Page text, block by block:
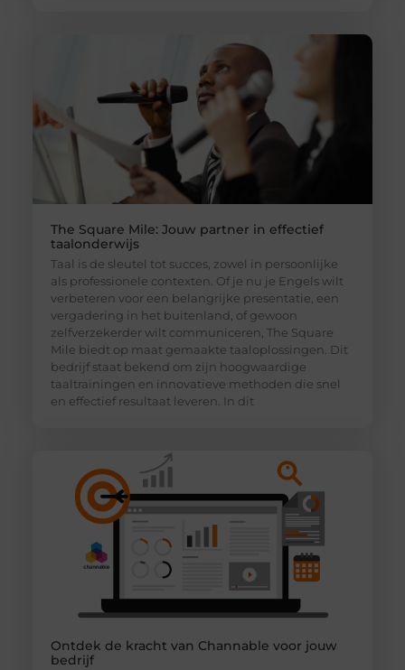
The Square Mile: Jouw partner in effectief
taalonderwijs
Taal is de sleutel tot succes, zowel in persoonlijke
als professionele contexten. Of je nu je Engels wilt
verbeteren voor een belangrijke presentatie, een
vergadering in het buitenland, of gewoon
zelfverzekerder wilt communiceren, The Square
Mile biedt op maat gemaakte taaloplossingen. Dit
bedrijf staat bekend om zijn hoogwaardige
taaltrainingen en innovatieve methoden die snel
en effectief resultaat leveren. In dit
Ontdek de kracht van Channable voor jouw
bedrijf